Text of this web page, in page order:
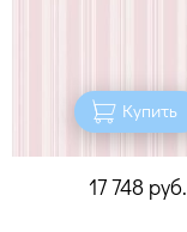
Купить
17 748 руб.